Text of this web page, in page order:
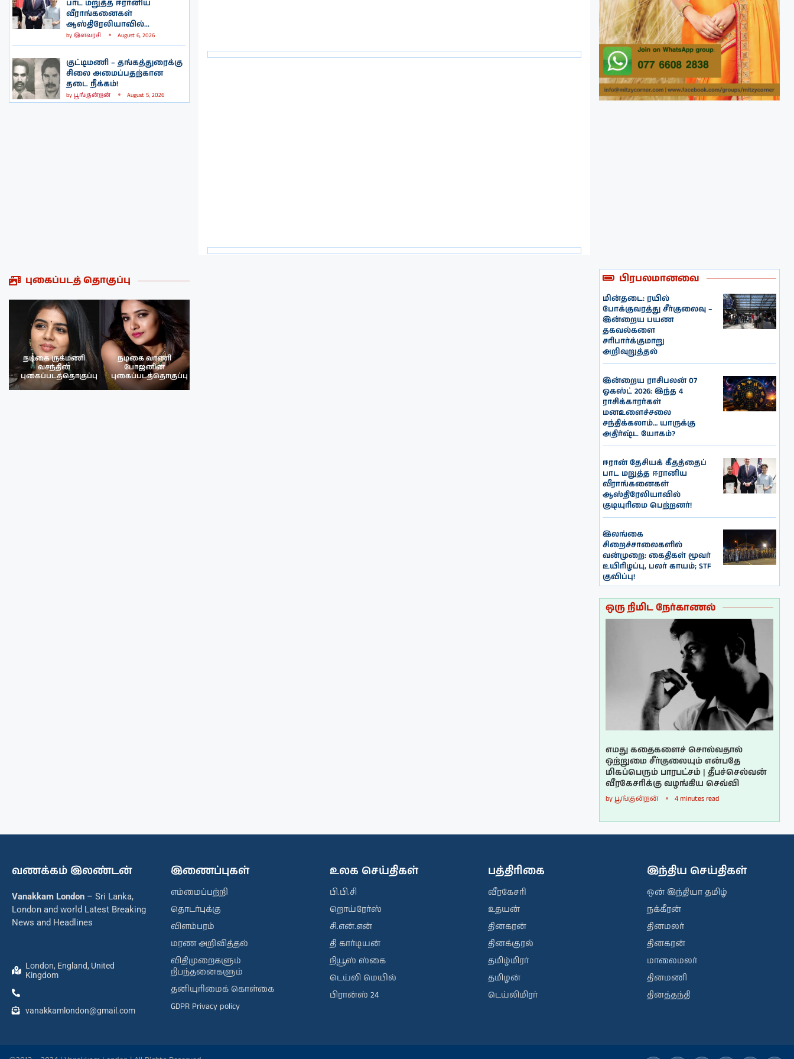
பாட மறுத்த ஈரானிய
வீராங்கனைகள்
ஆஸ்திரேலியாவில்...
by இளவரசி August 6, 2026
குட்டிமணி – தங்கத்துரைக்கு
சிலை அமைப்பதற்கான
தடை நீக்கம்!
by பூங்குன்றன் August 5, 2026
புகைப்படத் தொகுப்பு
நடிகை ருக்மணி
வசந்தின்
புகைப்படத்தொகுப்பு
நடிகை வாணி
போஜனின்
புகைப்படத்தொகுப்பு
பிரபலமானவை
மின்தடை: ரயில்
போக்குவரத்து சீர்குலைவு –
இன்றைய பயண
தகவல்களை
சரிபார்க்குமாறு
அறிவுறுத்தல்
இன்றைய ராசிபலன் 07
ஓகஸ்ட் 2026: இந்த 4
ராசிக்காரர்கள்
மனஉளைச்சலை
சந்திக்கலாம்… யாருக்கு
அதிர்ஷ்ட யோகம்?
ஈரான் தேசியக் கீதத்தைப்
பாட மறுத்த ஈரானிய
வீராங்கனைகள்
ஆஸ்திரேலியாவில்
குடியுரிமை பெற்றனர்!
இலங்கை
சிறைச்சாலைகளில்
வன்முறை: கைதிகள் மூவர்
உயிரிழப்பு, பலர் காயம்; STF
குவிப்பு!
ஒரு நிமிட நேர்காணல்
எமது கதைகளைச் சொல்வதால்
ஒற்றுமை சீர்குலையும் என்பதே
மிகப்பெரும் பாரபட்சம் | தீபச்செல்வன்
வீரகேசரிக்கு வழங்கிய செவ்வி
by பூங்குன்றன் 4 minutes read
வணக்கம் இலண்டன்
Vanakkam London – Sri Lanka,
London and world Latest Breaking
News and Headlines
London, England, United
Kingdom
vanakkamlondon@gmail.com
இணைப்புகள்
எம்மைப்பற்றி
தொடர்புக்கு
விளம்பரம்
மரண அறிவித்தல்
விதிமுறைகளும்
நிபந்தனைகளும்
தனியுரிமைக் கொள்கை
GDPR Privacy policy
உலக செய்திகள்
பி.பி.சி
றொய்ரேர்ஸ்
சி.என்.என்
தி கார்டியன்
நியூஸ் ஸ்கை
டெய்லி மெயில்
பிரான்ஸ் 24
பத்திரிகை
வீரகேசரி
உதயன்
தினகரன்
தினக்குரல்
தமிழ்மிரர்
தமிழன்
டெய்லிமிரர்
இந்திய செய்திகள்
ஒன் இந்தியா தமிழ்
நக்கீரன்
தினமலர்
தினகரன்
மாலைமலர்
தினமணி
தினத்தந்தி